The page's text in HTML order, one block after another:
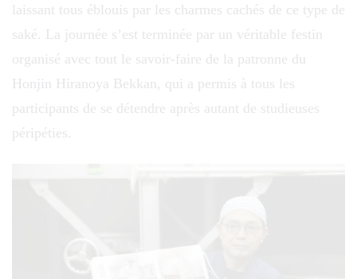
laissant tous éblouis par les charmes cachés de ce type de
saké. La journée s’est terminée par un véritable festin
organisé avec tout le savoir-faire de la patronne du
Honjin Hiranoya Bekkan, qui a permis à tous les
participants de se détendre après autant de studieuses
péripéties.